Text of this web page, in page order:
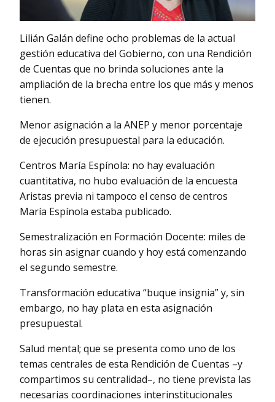
Lilián Galán define ocho problemas de la actual
gestión educativa del Gobierno, con una Rendición
de Cuentas que no brinda soluciones ante la
ampliación de la brecha entre los que más y menos
tienen.
Menor asignación a la ANEP y menor porcentaje
de ejecución presupuestal para la educación.
Centros María Espínola: no hay evaluación
cuantitativa, no hubo evaluación de la encuesta
Aristas previa ni tampoco el censo de centros
María Espínola estaba publicado.
Semestralización en Formación Docente: miles de
horas sin asignar cuando y hoy está comenzando
el segundo semestre.
Transformación educativa “buque insignia” y, sin
embargo, no hay plata en esta asignación
presupuestal.
Salud mental; que se presenta como uno de los
temas centrales de esta Rendición de Cuentas –y
compartimos su centralidad–, no tiene prevista las
necesarias coordinaciones interinstitucionales